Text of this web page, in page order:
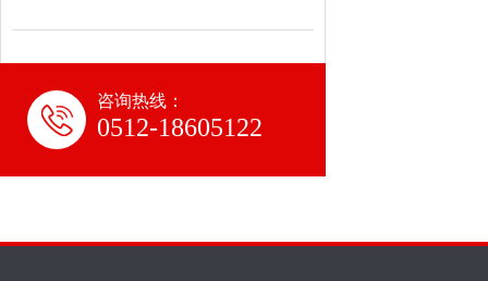
咨询热线：
0512-18605122